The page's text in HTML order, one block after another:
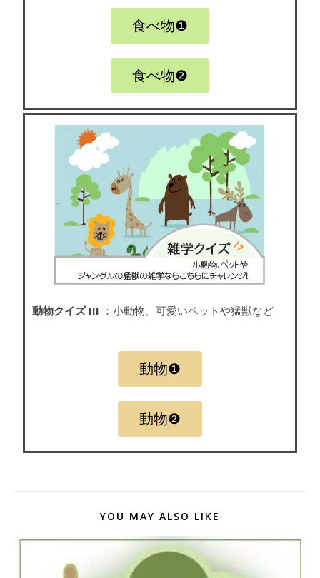
食べ物❶
食べ物❷
動物クイズ III ：小動物、可愛いペットや猛獣など
動物❶
動物❷
YOU MAY ALSO LIKE